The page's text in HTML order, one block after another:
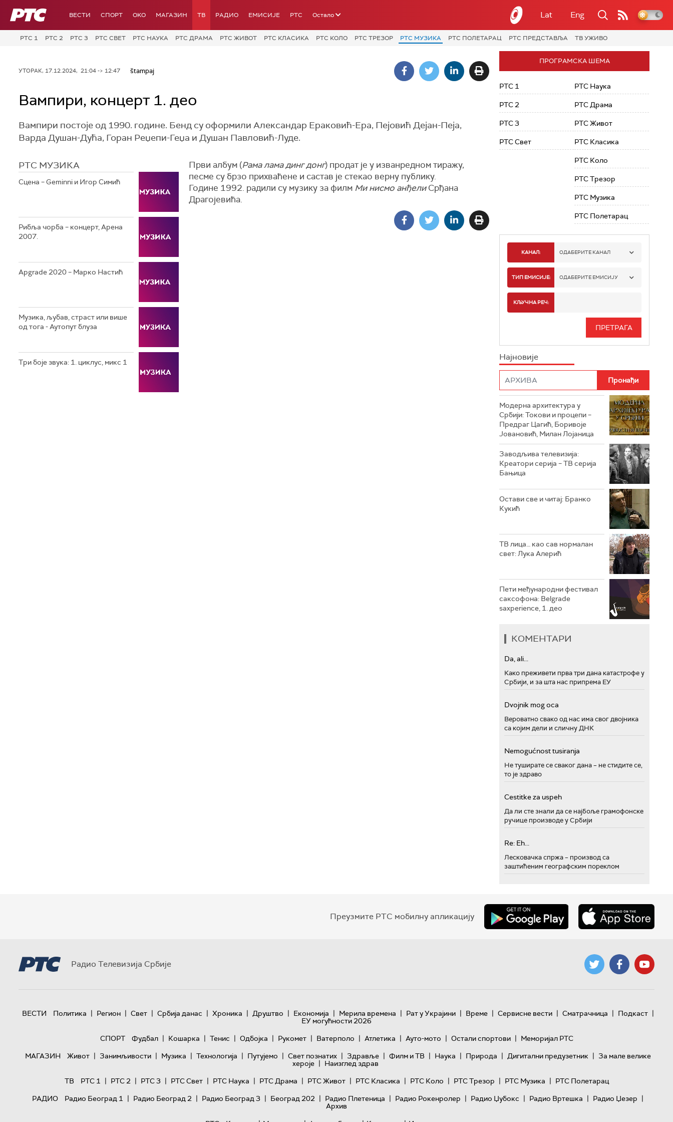
РТС ВЕСТИ СПОРТ OKO МАГАЗИН ТВ РАДИО ЕМИСИЈЕ РТС Остало Lat Eng
РТС 1 РТС 2 РТС 3 РТС СВЕТ РТС НАУКА РТС ДРАМА РТС ЖИВОТ РТС КЛАСИКА РТС КОЛО РТС ТРЕЗОР РТС МУЗИКА РТС ПОЛЕТАРАЦ РТС ПРЕДСТАВЉА ТВ УЖИВО
УТОРАК, 17.12.2024, 21:04 -> 12:47 štampaj
Вампири, концерт 1. део
Вампири постоје од 1990. године. Бенд су оформили Александар Ераковић-Ера, Пејовић Дејан-Пеја,
Варда Душан-Дућа, Горан Реџепи-Геџа и Душан Павловић-Луде.
РТС МУЗИКА
Сцена – Geminni и Игор Симић
Рибља чорба – концерт, Арена
2007.
Apgrade 2020 – Марко Настић
Музика, љубав, страст или више
од тога - Аутопут блуза
Три боје звука: 1. циклус, микс 1
Први албум (Рама лама динг донг) продат је у изванредном тиражу,
песме су брзо прихваћене и састав је стекао верну публику.
Године 1992. радили су музику за филм Ми нисмо анђелиСрђана
Драгојевића.
ПРОГРАМСКА ШЕМА
РТС 1
РТС 2
РТС 3
РТС Свет
РТС Наука
РТС Драма
РТС Живот
РТС Класика
РТС Коло
РТС Трезор
РТС Музика
РТС Полетарац
КАНАЛ: ОДАБЕРИТЕ КАНАЛ
РТС 1
РТС 3
РТС ЖИВОТ
РТС КЛАСИКА
РТС ТРЕЗОР
РТС МУЗИКА
РТС ПОЛЕТАРАЦ
ТИП ЕМИСИЈЕ: ОДАБЕРИТЕ ЕМИСИЈУ
КЉУЧНА РЕЧ:
Најновије
Модерна архитектура у
Србији: Токови и процепи –
Предраг Цагић, Боривоје
Јовановић, Милан Лојаница
Заводљива телевизија:
Креатори серија – ТВ серија
Бањица
Остави све и читај: Бранко
Кукић
ТВ лица… као сав нормалан
свет: Лука Алерић
Пети међународни фестивал
саксофона: Belgrade
saxperience, 1. део
КОМЕНТАРИ
Da, ali...
Како преживети прва три дана катастрофе у
Србији, и за шта нас припрема ЕУ
Dvojnik mog oca
Вероватно свако од нас има свог двојника
са којим дели и сличну ДНК
Nemogućnost tusiranja
Не туширате се сваког дана – не стидите се,
то је здраво
Cestitke za uspeh
Да ли сте знали да се најбоље грамофонске
ручице производе у Србији
Re: Eh...
Лесковачка спржа – производ са
заштићеним географским пореклом
Преузмите РТС мобилну апликацију
Радио Телевизија Србије
ВЕСТИ Политика | Регион | Свет | Србија данас | Хроника | Друштво | Економија | Мерила времена | Рат у Украјини | Време | Сервисне вести | Сматрачница | Подкаст |
ЕУ могућности 2026
СПОРТ
Фудбал | Кошарка | Тенис | Одбојка | Рукомет | Ватерполо | Атлетика | Ауто-мото | Остали спортови | Меморијал РТС
МАГАЗИН
Живот | Занимљивости | Музика | Технологијa | Путујемо | Свет познатих | Здравље | Филм и ТВ | Наука | Природа | Дигитални предузетник | За мале велике
хероје | Наизглед здрав
ТВ
РТС 1 | РТС 2 | РТС 3 | РТС Свет | РТС Наука | РТС Драма | РТС Живот | РТС Класика | РТС Коло | РТС Трезор | РТС Музика | РТС Полетарац
РАДИО
Радио Београд 1 | Радио Београд 2 | Радио Београд 3 | Београд 202 | Радио Плетеница | Радио Рокенролер | Радио Џубокс | Радио Вртешка | Радио Џезер |
Архив